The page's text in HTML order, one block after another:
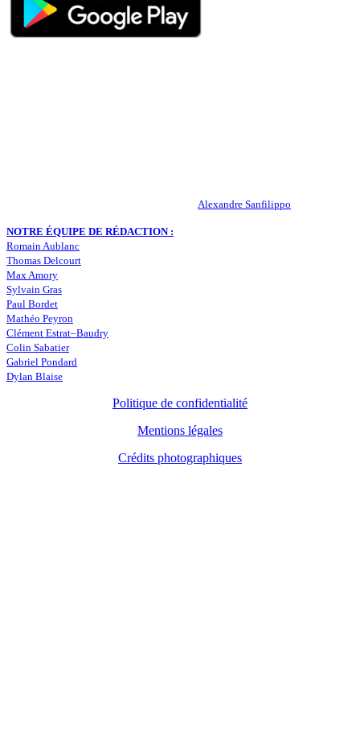
Alexandre Sanfilippo
NOTRE ÉQUIPE DE RÉDACTION :
Romain Aublanc
Thomas Delcourt
Max Amory
Sylvain Gras
Paul Bordet
Mathéo Peyron
Clément Estrat–Baudry
Colin Sabatier
Gabriel Pondard
Dylan Blaise
Politique de confidentialité
Mentions légales
Crédits photographiques